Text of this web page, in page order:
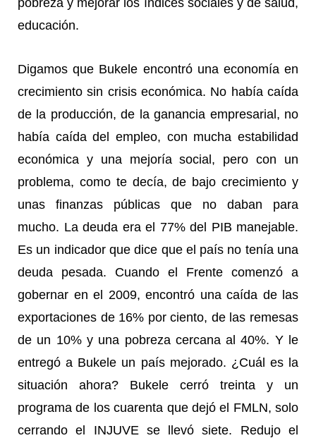
pobreza y mejorar los índices sociales y de salud,
educación.
Digamos que Bukele encontró una economía en
crecimiento sin crisis económica. No había caída
de la producción, de la ganancia empresarial, no
había caída del empleo, con mucha estabilidad
económica y una mejoría social, pero con un
problema, como te decía, de bajo crecimiento y
unas finanzas públicas que no daban para
mucho. La deuda era el 77% del PIB manejable.
Es un indicador que dice que el país no tenía una
deuda pesada. Cuando el Frente comenzó a
gobernar en el 2009, encontró una caída de las
exportaciones de 16% por ciento, de las remesas
de un 10% y una pobreza cercana al 40%. Y le
entregó a Bukele un país mejorado. ¿Cuál es la
situación ahora? Bukele cerró treinta y un
programa de los cuarenta que dejó el FMLN, solo
cerrando el INJUVE se llevó siete. Redujo el